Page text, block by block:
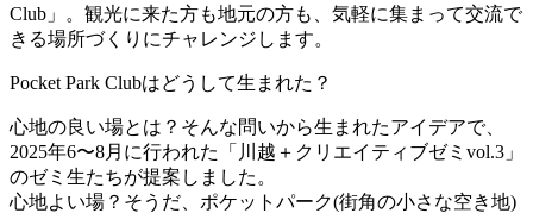
Club」。観光に来た方も地元の方も、気軽に集まって交流で
きる場所づくりにチャレンジします。
Pocket Park Clubはどうして生まれた？
心地の良い場とは？そんな問いから生まれたアイデアで、
2025年6〜8月に行われた「川越＋クリエイティブゼミvol.3」
のゼミ生たちが提案しました。
心地よい場？そうだ、ポケットパーク(街角の小さな空き地)